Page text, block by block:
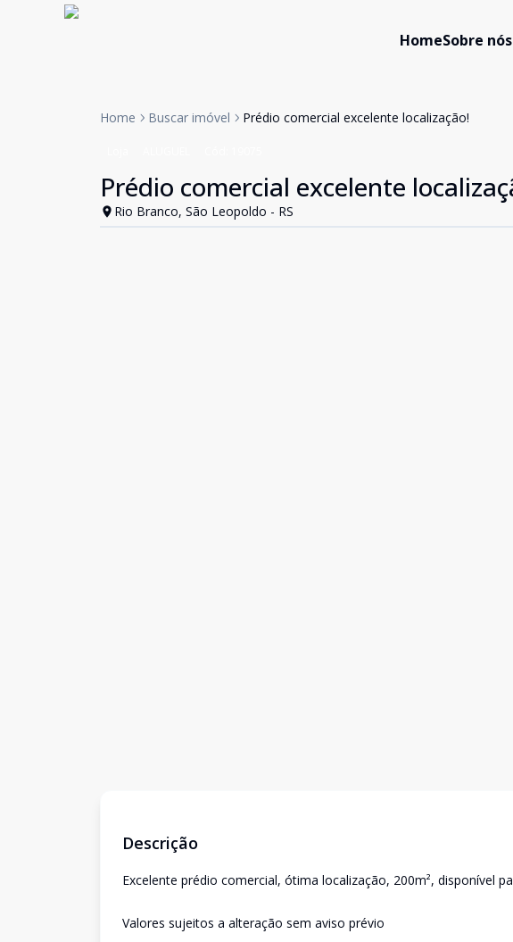
HomeSobre nós
Home Buscar imóvel Prédio comercial excelente localização!
Prédio comercial excelente
Rio Branco, São Leopoldo - RS
Descrição
Excelente prédio comercial, ótima localização, 200m², disponível
Valores sujeitos a alteração sem aviso prévio